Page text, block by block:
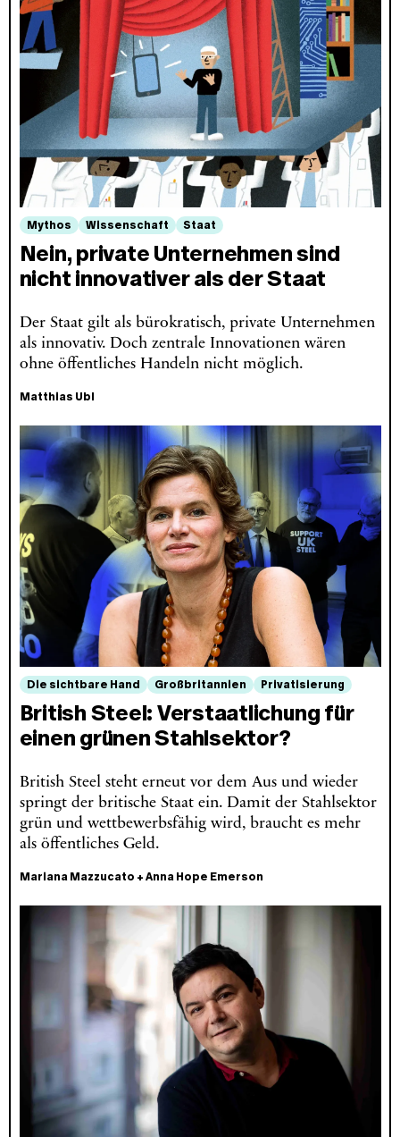
Mythos Wissenschaft Staat
Nein, private Unternehmen sind
nicht innovativer als der Staat
Der Staat gilt als bürokratisch, private Unternehmen
als innovativ. Doch zentrale Innovationen wären
ohne öffentliches Handeln nicht möglich.
Matthias Ubl
Die sichtbare Hand Großbritannien Privatisierung
British Steel: Verstaatlichung für
einen grünen Stahlsektor?
British Steel steht erneut vor dem Aus und wieder
springt der britische Staat ein. Damit der Stahlsektor
grün und wettbewerbsfähig wird, braucht es mehr
als öffentliches Geld.
Mariana Mazzucato + Anna Hope Emerson